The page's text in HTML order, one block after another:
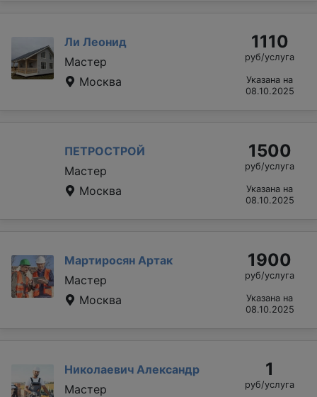
Ли Леонид
Мастер
Москва
1110
руб/услуга
Указана на
08.10.2025
ПЕТРОСТРОЙ
Мастер
Москва
1500
руб/услуга
Указана на
08.10.2025
Мартиросян Артак
Мастер
Москва
1900
руб/услуга
Указана на
08.10.2025
Николаевич Александр
Мастер
1
руб/услуга